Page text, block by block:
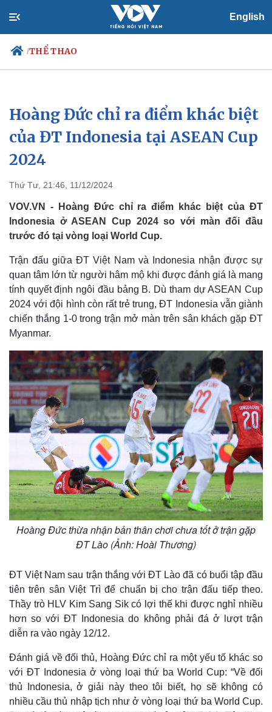
English
/THỂ THAO
Chính trị
Đảng
Tổ chức nhân sự
Quốc hội
Xã hội
Tin 24h
Dự báo thời tiết
Hoàng Đức chỉ ra điểm khác biệt
của ĐT Indonesia tại ASEAN Cup
2024
Thứ Tư, 21:46, 11/12/2024
VOV.VN - Hoàng Đức chỉ ra điểm khác biệt của ĐT
Indonesia ở ASEAN Cup 2024 so với màn đối đầu
trước đó tại vòng loại World Cup.
Trận đấu giữa ĐT Việt Nam và Indonesia nhận được sự
quan tâm lớn từ người hâm mộ khi được đánh giá là mang
tính quyết định ngôi đầu bảng B. Dù tham dự ASEAN Cup
2024 với đội hình còn rất trẻ trung, ĐT Indonesia vẫn giành
chiến thắng 1-0 trong trận mở màn trên sân khách gặp ĐT
Myanmar.
Hoàng Đức thừa nhận bản thân chơi chưa tốt ở trận gặp
ĐT Lào (Ảnh: Hoài Thương)
ĐT Việt Nam sau trận thắng với ĐT Lào đã có buổi tập đầu
tiên trên sân Việt Trì để chuẩn bị cho trận đấu tiếp theo.
Thầy trò HLV Kim Sang Sik có lợi thế khi được nghỉ nhiều
hơn so với ĐT Indonesia do không phải đá ở lượt trận
diễn ra vào ngày 12/12.
Đánh giá về đối thủ, Hoàng Đức chỉ ra một yếu tố khác so
với ĐT Indonesia ở vòng loại thứ ba World Cup: “Về đối
thủ Indonesia, ở giải này theo tôi biết, họ sẽ không có
nhiều cầu thủ nhập tịch như ở vòng loại thứ ba World Cup.